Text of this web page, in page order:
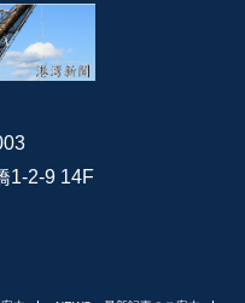
1-2-9 14F